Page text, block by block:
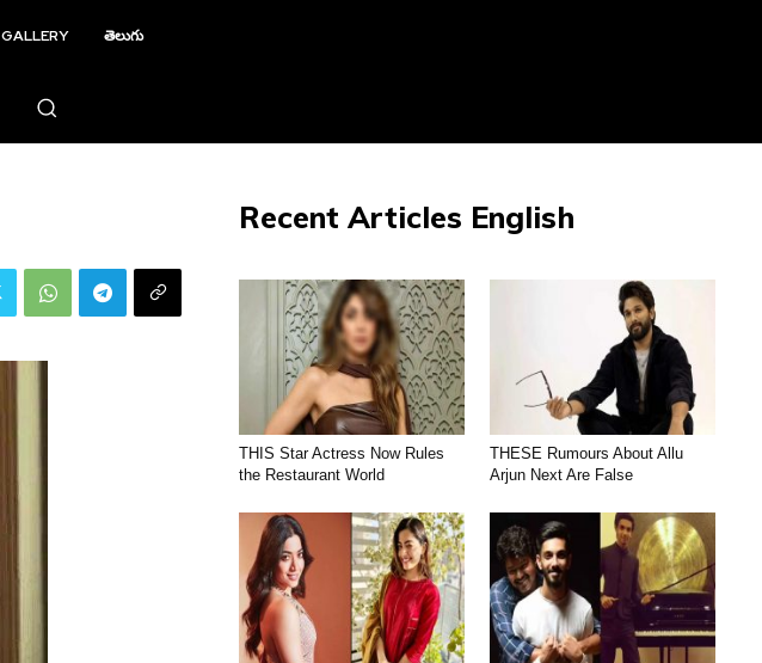
GALLERY తెలుగు
Recent Articles English
THIS Star Actress Now Rules
the Restaurant World
THESE Rumours About Allu
Arjun Next Are False